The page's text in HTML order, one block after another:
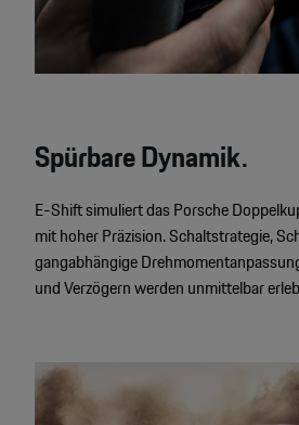
Spürbare Dynamik.
E-Shift simuliert das Porsche
mit hoher Präzision. Schaltstrategie,
gangabhängige
und Verzögern werden unmittelbar
Video